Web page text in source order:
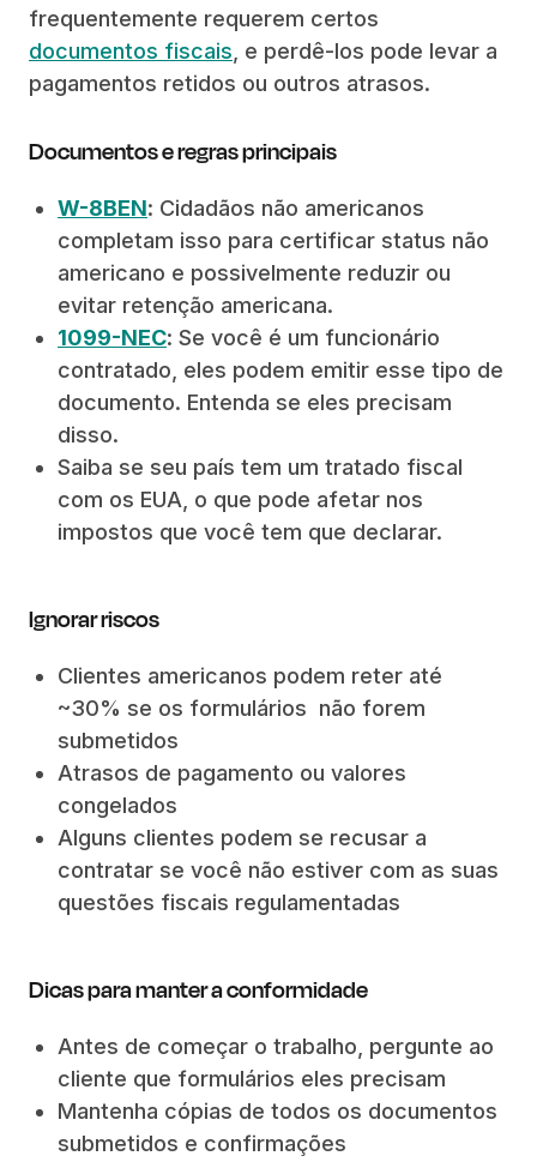
frequentemente requerem certos
documentos fiscais , e perdê-los pode levar a
pagamentos retidos ou outros atrasos.
Documentos e regras principais
W-8BEN: Cidadãos não americanos
completam isso para certificar status não
americano e possivelmente reduzir ou
evitar retenção americana.
1099-NEC: Se você é um funcionário
contratado, eles podem emitir esse tipo de
documento. Entenda se eles precisam
disso.
Saiba se seu país tem um tratado fiscal
com os EUA, o que pode afetar nos
impostos que você tem que declarar.
Ignorar riscos
Clientes americanos podem reter até
~30% se os formulários não forem
submetidos
Atrasos de pagamento ou valores
congelados
Alguns clientes podem se recusar a
contratar se você não estiver com as suas
questões fiscais regulamentadas
Dicas para manter a conformidade
Antes de começar o trabalho, pergunte ao
cliente que formulários eles precisam
Mantenha cópias de todos os documentos
submetidos e confirmações